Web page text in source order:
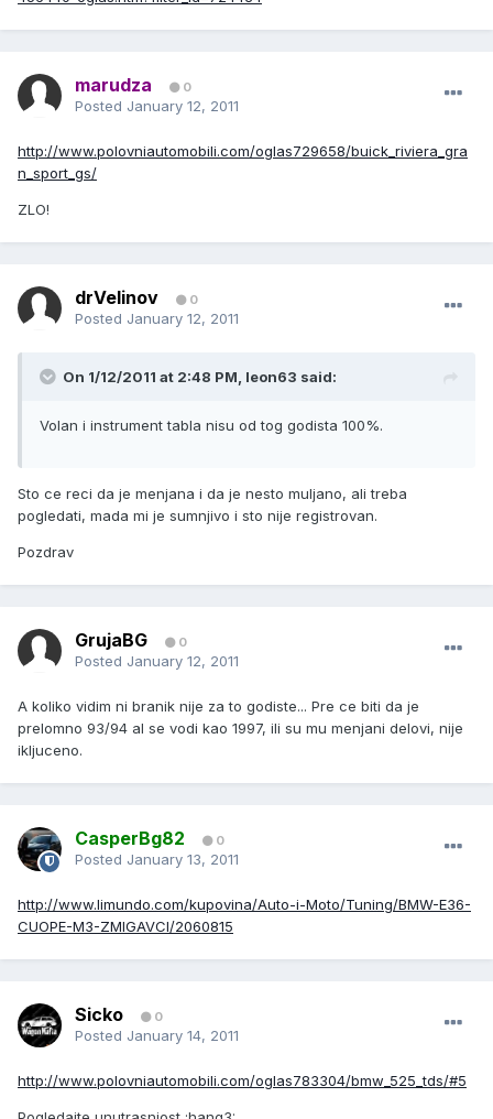
marudza 0
Posted January 12, 2011
http://www.polovniautomobili.com/oglas729658/buick_riviera_gra
n_sport_gs/
ZLO!
drVelinov 0
Posted January 12, 2011
On 1/12/2011 at 2:48 PM, leon63 said:
Volan i instrument tabla nisu od tog godista 100%.
Sto ce reci da je menjana i da je nesto muljano, ali treba
pogledati, mada mi je sumnjivo i sto nije registrovan.
Pozdrav
GrujaBG 0
Posted January 12, 2011
A koliko vidim ni branik nije za to godiste... Pre ce biti da je
prelomno 93/94 al se vodi kao 1997, ili su mu menjani delovi, nije
ikljuceno.
CasperBg82 0
Posted January 13, 2011
http://www.limundo.com/kupovina/Auto-i-Moto/Tuning/BMW-E36-
CUOPE-M3-ZMIGAVCI/2060815
Sicko 0
Posted January 14, 2011
http://www.polovniautomobili.com/oglas783304/bmw_525_tds/#5